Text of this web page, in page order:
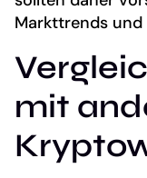
Markttrends
mit